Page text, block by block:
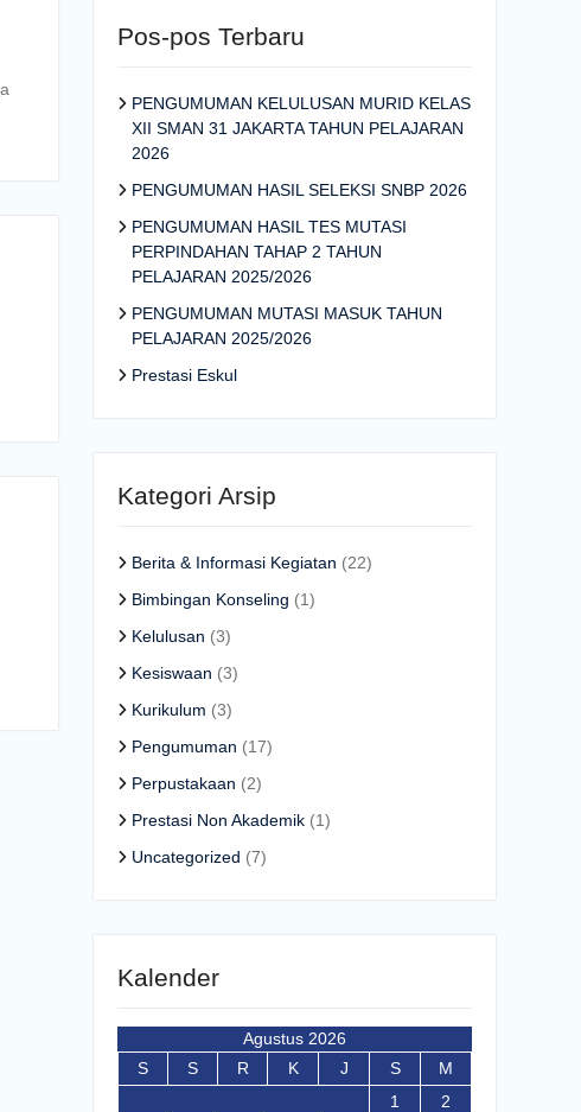
Pos-pos Terbaru
PENGUMUMAN KELULUSAN MURID KELAS
XII SMAN 31 JAKARTA TAHUN PELAJARAN
2026
PENGUMUMAN HASIL SELEKSI SNBP 2026
PENGUMUMAN HASIL TES MUTASI
PERPINDAHAN TAHAP 2 TAHUN
PELAJARAN 2025/2026
PENGUMUMAN MUTASI MASUK TAHUN
PELAJARAN 2025/2026
Prestasi Eskul
Kategori Arsip
Berita & Informasi Kegiatan (22)
Bimbingan Konseling (1)
Kelulusan (3)
Kesiswaan (3)
Kurikulum (3)
Pengumuman (17)
Perpustakaan (2)
Prestasi Non Akademik (1)
Uncategorized (7)
Kalender
Agustus 2026
S
S R K J S
M
1
2